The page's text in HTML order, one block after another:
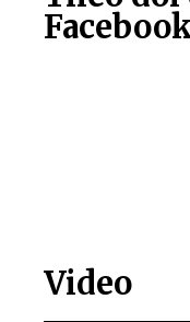
Video